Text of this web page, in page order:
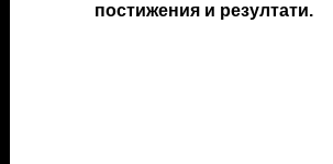
постижения и резултати.
постижения и резултати.